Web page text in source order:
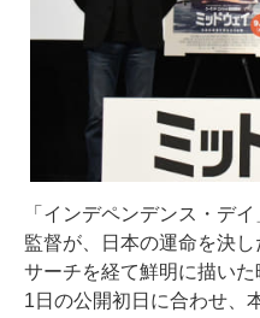
「インデペンデンス・デ
監督が、日本の運命を決
サーチを経て鮮明に描い
1日の公開初日に合わせ、